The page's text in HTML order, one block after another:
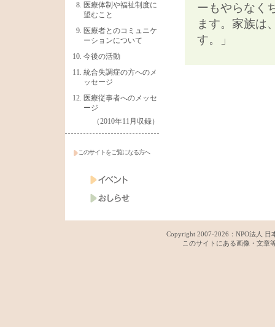
医療体制や福祉制度に
望むこと
医療者とのコミュニケ
ーションについて
今後の活動
統合失調症の方へのメ
ッセージ
医療従事者へのメッセ
ージ
（2010年11月収録）
このサイトをご覧になる方へ
ーもやらなく
ます。家族は
す。」
Copyright 2007-2026： NPO法人 日
このサイトにある画像・文章